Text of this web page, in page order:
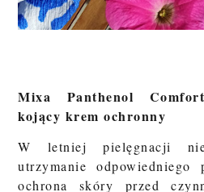
Mixa Panthenol
kojący krem ochronny
W letniej pielęgnacji
utrzymanie
ochrona skóry przed